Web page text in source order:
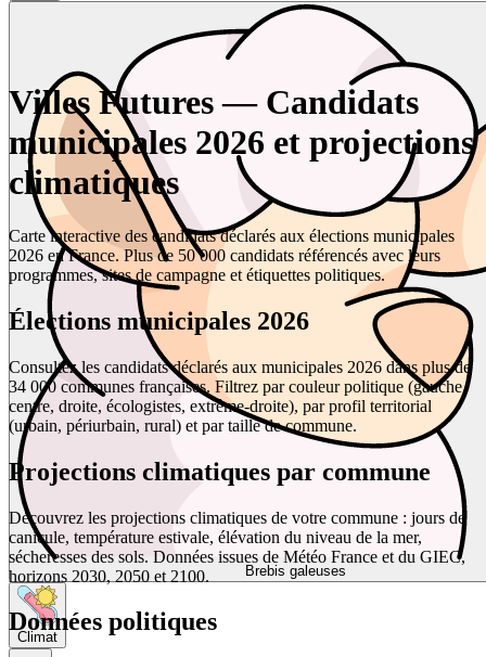
Brebis galeuses
Climat
Villes Futures — Candidats
municipales 2026 et projections
climatiques
Carte interactive des candidats déclarés aux élections municipales
2026 en France. Plus de 50 000 candidats référencés avec leurs
programmes, sites de campagne et étiquettes politiques.
Élections municipales 2026
Consultez les candidats déclarés aux municipales 2026 dans plus de
34 000 communes françaises. Filtrez par couleur politique (gauche,
centre, droite, écologistes, extrême-droite), par profil territorial
(urbain, périurbain, rural) et par taille de commune.
Projections climatiques par commune
Découvrez les projections climatiques de votre commune : jours de
canicule, température estivale, élévation du niveau de la mer,
sécheresses des sols. Données issues de Météo France et du GIEC,
horizons 2030, 2050 et 2100.
Données politiques